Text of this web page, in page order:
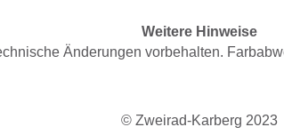
Weitere Hinweise
Änderungen vorbehalten.
© Zweirad-Karberg 2023